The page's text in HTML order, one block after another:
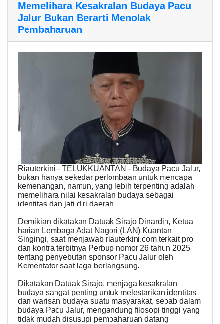
Memelihara Kesakralan Budaya Pacu
Jalur Bukan Berarti Menolak
Pembaharuan
Riauterkini - TELUKKUANTAN - Budaya Pacu Jalur,
bukan hanya sekedar perlombaan untuk mencapai
kemenangan, namun, yang lebih terpenting adalah
memelihara nilai kesakralan budaya sebagai
identitas dan jati diri daerah.
Demikian dikatakan Datuak Sirajo Dinardin, Ketua
harian Lembaga Adat Nagori (LAN) Kuantan
Singingi, saat menjawab riauterkini.com terkait pro
dan kontra terbitnya Perbup nomor 26 tahun 2025
tentang penyebutan sponsor Pacu Jalur oleh
Kementator saat laga berlangsung.
Dikatakan Datuak Sirajo, menjaga kesakralan
budaya sangat penting untuk melestarikan identitas
dan warisan budaya suatu masyarakat, sebab dalam
budaya Pacu Jalur, mengandung filosopi tinggi yang
tidak mudah disusupi pembaharuan datang